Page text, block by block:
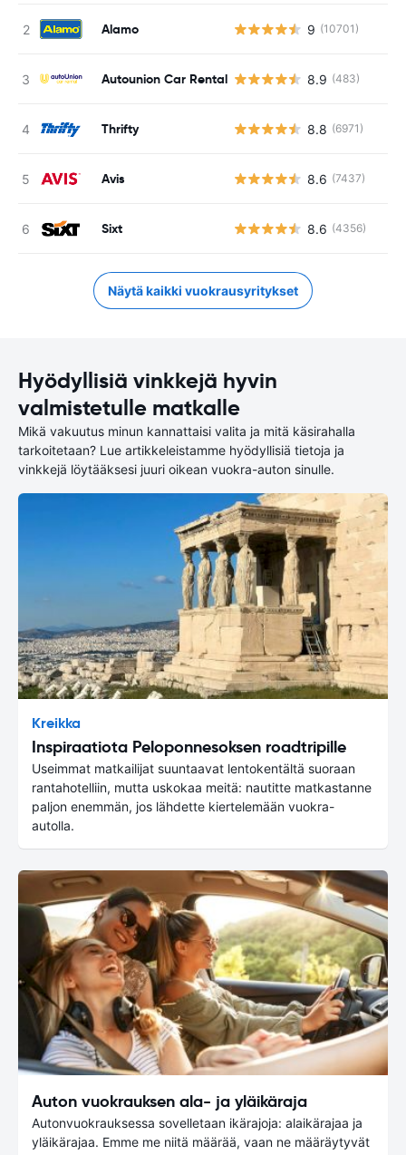
Alamo 9 (10701)
Autounion Car Rental 8.9 (483)
Thrifty 8.8 (6971)
Avis 8.6 (7437)
Sixt 8.6 (4356)
Näytä kaikki vuokrausyritykset
Hyödyllisiä vinkkejä hyvin
valmistetulle matkalle
Mikä vakuutus minun kannattaisi valita ja mitä käsirahalla
tarkoitetaan? Lue artikkeleistamme hyödyllisiä tietoja ja
vinkkejä löytääksesi juuri oikean vuokra-auton sinulle.
Kreikka
Inspiraatiota Peloponnesoksen roadtripille
Useimmat matkailijat suuntaavat lentokentältä suoraan
rantahotelliin, mutta uskokaa meitä: nautitte matkastanne
paljon enemmän, jos lähdette kiertelemään vuokra-
autolla.
Auton vuokrauksen ala- ja yläikäraja
Autonvuokrauksessa sovelletaan ikärajoja: alaikärajaa ja
yläikärajaa. Emme me niitä määrää, vaan ne määräytyvät